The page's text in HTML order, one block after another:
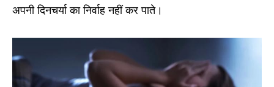
अपनी दिनचर्या का निर्वाह नहीं कर पाते।